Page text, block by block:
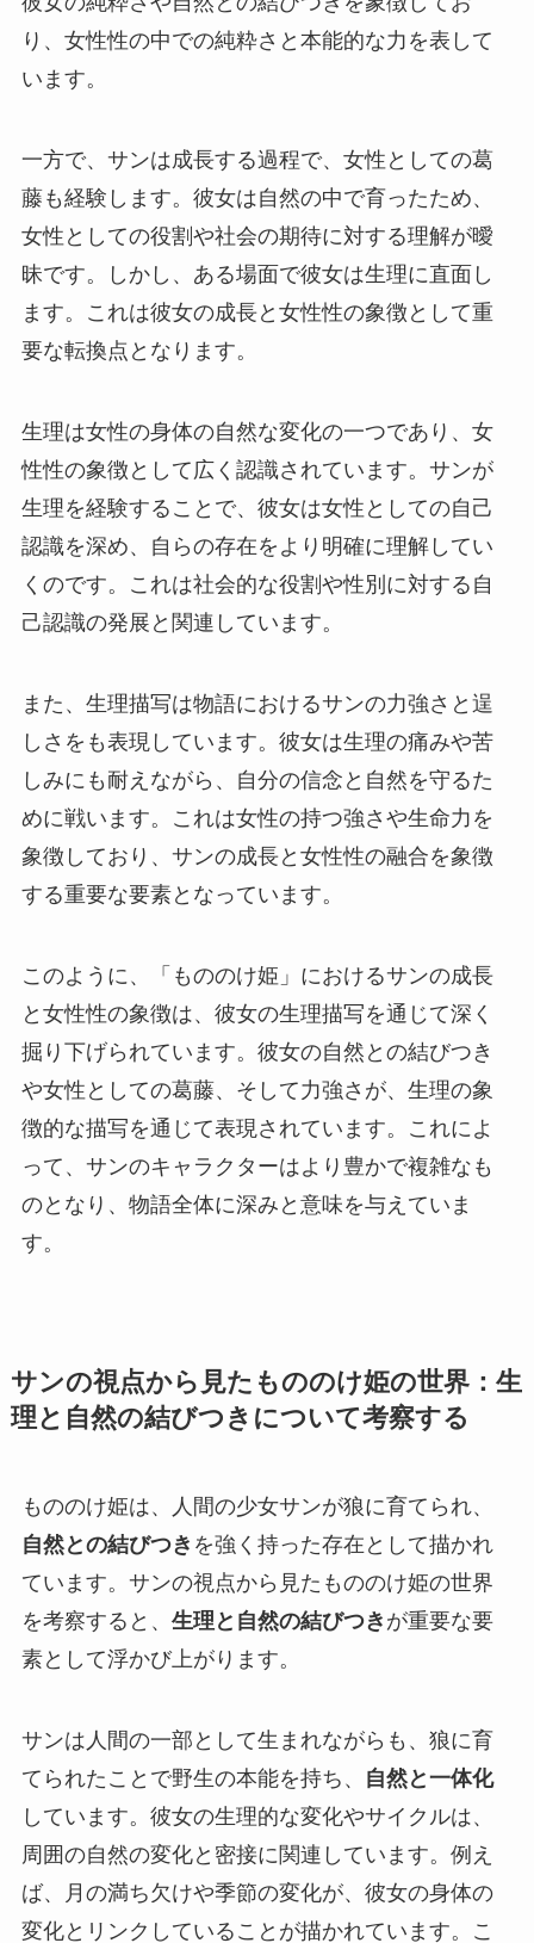
り、女性性の中での純粋さと本能的な力を表して
います。
一方で、サンは成長する過程で、女性としての葛
藤も経験します。彼女は自然の中で育ったため、
女性としての役割や社会の期待に対する理解が曖
昧です。しかし、ある場面で彼女は生理に直面し
ます。これは彼女の成長と女性性の象徴として重
要な転換点となります。
生理は女性の身体の自然な変化の一つであり、女
性性の象徴として広く認識されています。サンが
生理を経験することで、彼女は女性としての自己
認識を深め、自らの存在をより明確に理解してい
くのです。これは社会的な役割や性別に対する自
己認識の発展と関連しています。
また、生理描写は物語におけるサンの力強さと逞
しさをも表現しています。彼女は生理の痛みや苦
しみにも耐えながら、自分の信念と自然を守るた
めに戦います。これは女性の持つ強さや生命力を
象徴しており、サンの成長と女性性の融合を象徴
する重要な要素となっています。
このように、「もののけ姫」におけるサンの成長
と女性性の象徴は、彼女の生理描写を通じて深く
掘り下げられています。彼女の自然との結びつき
や女性としての葛藤、そして力強さが、生理の象
徴的な描写を通じて表現されています。これによ
って、サンのキャラクターはより豊かで複雑なも
のとなり、物語全体に深みと意味を与えていま
す。
サンの視点から見たもののけ姫の世界：生
理と自然の結びつきについて考察する
もののけ姫は、人間の少女サンが狼に育てられ、
自然との結びつき を強く持った存在として描かれ
ています。サンの視点から見たもののけ姫の世界
を考察すると、 生理と自然の結びつき が重要な要
素として浮かび上がります。
サンは人間の一部として生まれながらも、狼に育
てられたことで野生の本能を持ち、
自然と一体化
しています。彼女の生理的な変化やサイクルは、
周囲の自然の変化と密接に関連しています。例え
ば、月の満ち欠けや季節の変化が、彼女の身体の
変化とリンクしていることが描かれています。こ